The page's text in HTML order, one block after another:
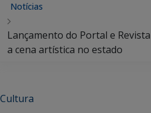
Notícias
Lançamento do Portal e
a cena artística no estado
Cultura